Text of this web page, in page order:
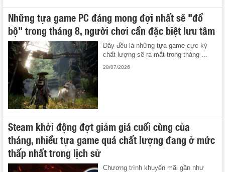
Những tựa game PC đáng mong đợi nhất sẽ "đổ
bộ" trong tháng 8, người chơi cần đặc biệt lưu tâm
Đây đều là những tựa game cực kỳ
chất lượng sẽ ra mắt trong tháng ...
28/07/2026
Steam khởi động đợt giảm giá cuối cùng của
tháng, nhiều tựa game quá chất lượng đang ở mức
thấp nhất trong lịch sử
Chương trình khuyến mãi gần như